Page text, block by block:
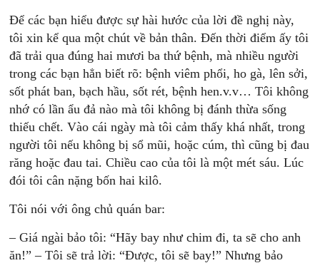
Để các bạn hiểu được sự hài hước của lời đề nghị này,
tôi xin kể qua một chút về bản thân. Đến thời điểm ấy tôi
đã trải qua đúng hai mươi ba thứ bệnh, mà nhiều người
trong các bạn hẳn biết rõ: bệnh viêm phổi, ho gà, lên sởi,
sốt phát ban, bạch hầu, sốt rét, bệnh hen.v.v… Tôi không
nhớ có lần ẩu đả nào mà tôi không bị đánh thừa sống
thiếu chết. Vào cái ngày mà tôi cảm thấy khá nhất, trong
người tôi nếu không bị sổ mũi, hoặc cúm, thì cũng bị đau
răng hoặc đau tai. Chiều cao của tôi là một mét sáu. Lúc
đói tôi cân nặng bốn hai kilô.
Tôi nói với ông chủ quán bar:
– Giá ngài bảo tôi: “Hãy bay như chim đi, ta sẽ cho anh
ăn!” – Tôi sẽ trả lời: “Được, tôi sẽ bay!” Nhưng bảo